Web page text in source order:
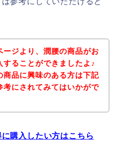
ージより、潤腰の商品がお
することができましたよ♪
商品に興味のある方は下記
考にされてみてはいかがで
購入したい方はこちら